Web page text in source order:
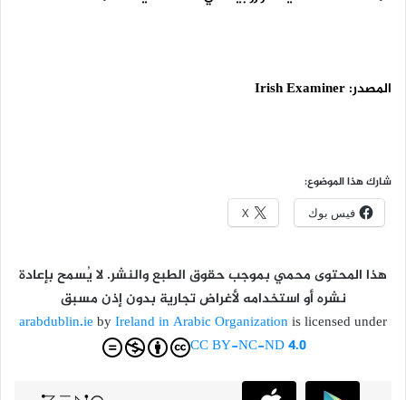
المصدر:Irish Examiner
شارك هذا الموضوع:
فيس بوك X
هذا المحتوى محمي بموجب حقوق الطبع والنشر. لا يُسمح بإعادة
نشره أو استخدامه لأغراض تجارية بدون إذن مسبق
arabdublin.ie byIreland in Arabic Organizationis licensed under
CC BY-NC-ND 4.0